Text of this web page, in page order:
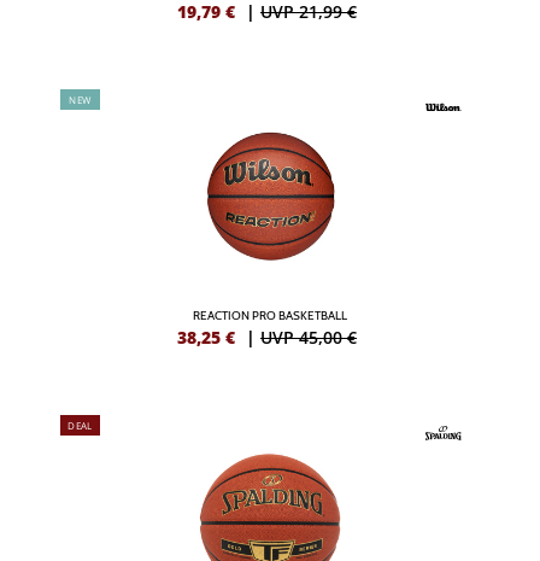
19,79 € | UVP 21,99 €
NEW
REACTION PRO BASKETBALL
38,25 € | UVP 45,00 €
DEAL